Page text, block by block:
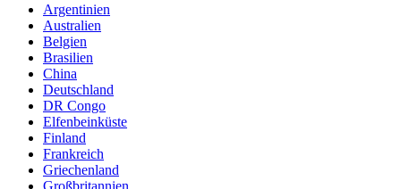
Argentinien
Australien
Belgien
Brasilien
China
Deutschland
DR Congo
Elfenbeinküste
Finland
Frankreich
Griechenland
Großbritannien